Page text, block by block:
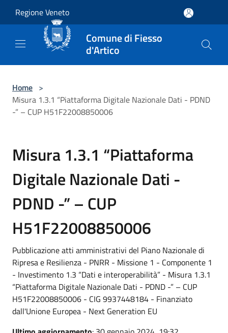
Regione Veneto
Comune di Fiesso
d'Artico
Home >
Misura 1.3.1 “Piattaforma Digitale Nazionale Dati - PDND
-” – CUP H51F22008850006
Misura 1.3.1 “Piattaforma
Digitale Nazionale Dati -
PDND -” – CUP
H51F22008850006
Pubblicazione atti amministrativi del Piano Nazionale di
Ripresa e Resilienza - PNRR - Missione 1 - Componente 1
- Investimento 1.3 “Dati e interoperabilità” - Misura 1.3.1
“Piattaforma Digitale Nazionale Dati - PDND -” – CUP
H51F22008850006 - CIG 9937448184 - Finanziato
dall'Unione Europea - Next Generation EU